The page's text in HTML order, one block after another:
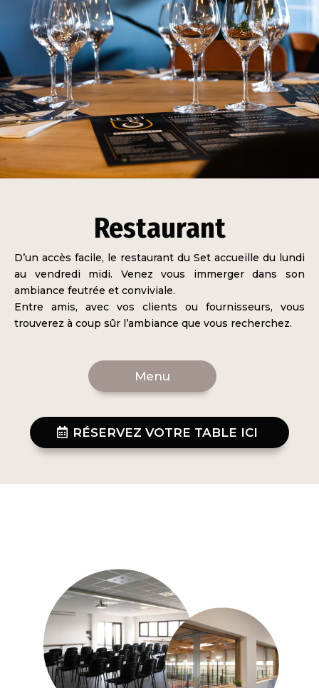
Restaurant
D’un accès facile, le restaurant du Set accueille du lundi
au vendredi midi. Venez vous immerger dans son
ambiance feutrée et conviviale.
Entre amis, avec vos clients ou fournisseurs, vous
trouverez à coup sûr l’ambiance que vous recherchez.
Menu
RÉSERVEZ VOTRE TABLE ICI